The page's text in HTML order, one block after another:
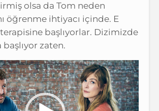
olsa da Tom neden
öğrenme ihtiyacı içinde. E
başlıyorlar. Dizimizde
zaten.